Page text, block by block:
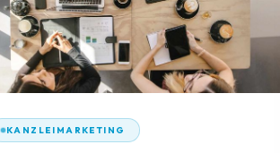
KANZLEIMARKETING